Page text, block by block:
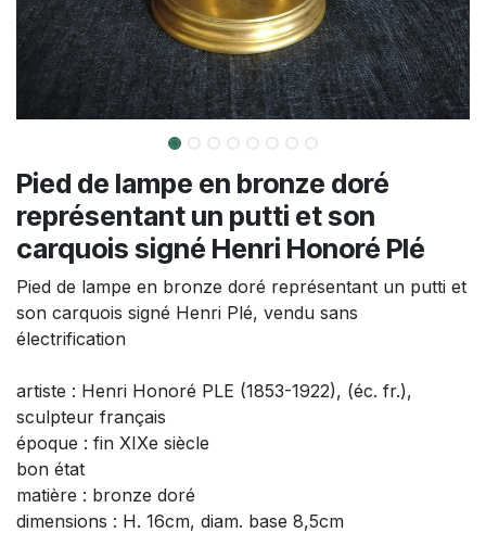
Pied de lampe en bronze doré
représentant un putti et son
carquois signé Henri Honoré Plé
Pied de lampe en bronze doré représentant un putti et
son carquois signé Henri Plé, vendu sans
électrification
artiste : Henri Honoré PLE (1853-1922), (éc. fr.),
sculpteur français
époque : fin XIXe siècle
bon état
matière : bronze doré
dimensions : H. 16cm, diam. base 8,5cm